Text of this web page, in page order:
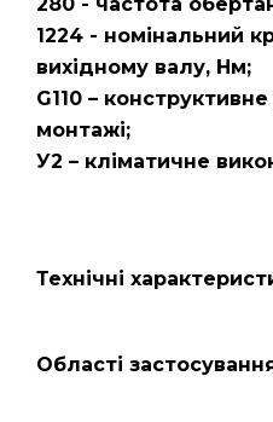
1224 - номінальний
вихідному валу, Нм;
G110 –
монтажі;
У2 – кліматичне
Технічні
Області